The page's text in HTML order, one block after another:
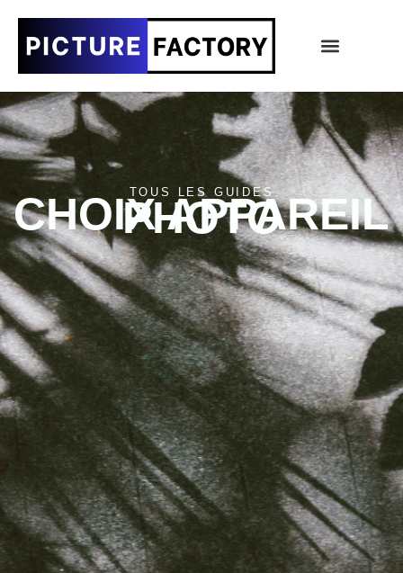
TOUS LES GUIDES
CHOIX APPAREIL
PHOTO